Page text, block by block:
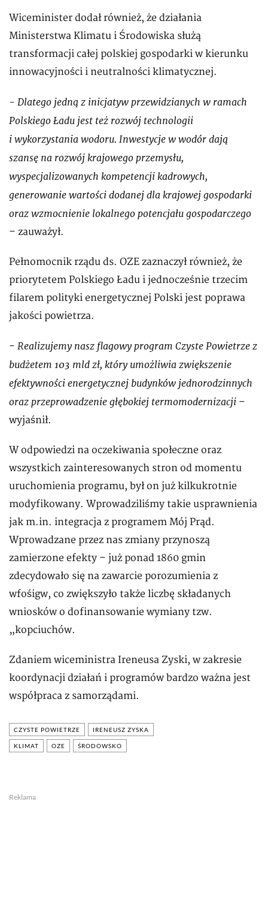
Wiceminister dodał również, że działania
Ministerstwa Klimatu i Środowiska służą
transformacji całej polskiej gospodarki w kierunku
innowacyjności i neutralności klimatycznej.
- Dlatego jedną z inicjatyw przewidzianych w ramach
Polskiego Ładu jest też rozwój technologii
i wykorzystania wodoru. Inwestycje w wodór dają
szansę na rozwój krajowego przemysłu,
wyspecjalizowanych kompetencji kadrowych,
generowanie wartości dodanej dla krajowej gospodarki
oraz wzmocnienie lokalnego potencjału gospodarczego
– zauważył.
Pełnomocnik rządu ds. OZE zaznaczył również, że
priorytetem Polskiego Ładu i jednocześnie trzecim
filarem polityki energetycznej Polski jest poprawa
jakości powietrza.
- Realizujemy nasz flagowy program Czyste Powietrze z
budżetem 103 mld zł, który umożliwia zwiększenie
efektywności energetycznej budynków jednorodzinnych
oraz przeprowadzenie głębokiej termomodernizacji –
wyjaśnił.
W odpowiedzi na oczekiwania społeczne oraz
wszystkich zainteresowanych stron od momentu
uruchomienia programu, był on już kilkukrotnie
modyfikowany. Wprowadziliśmy takie usprawnienia
jak m.in. integracja z programem Mój Prąd.
Wprowadzane przez nas zmiany przynoszą
zamierzone efekty – już ponad 1860 gmin
zdecydowało się na zawarcie porozumienia z
wfośigw, co zwiększyło także liczbę składanych
wniosków o dofinansowanie wymiany tzw.
„kopciuchów.
Zdaniem wiceministra Ireneusa Zyski, w zakresie
koordynacji działań i programów bardzo ważna jest
współpraca z samorządami.
CZYSTE POWIETRZE IRENEUSZ ZYSKA
KLIMAT OZE ŚRODOWSKO
Reklama